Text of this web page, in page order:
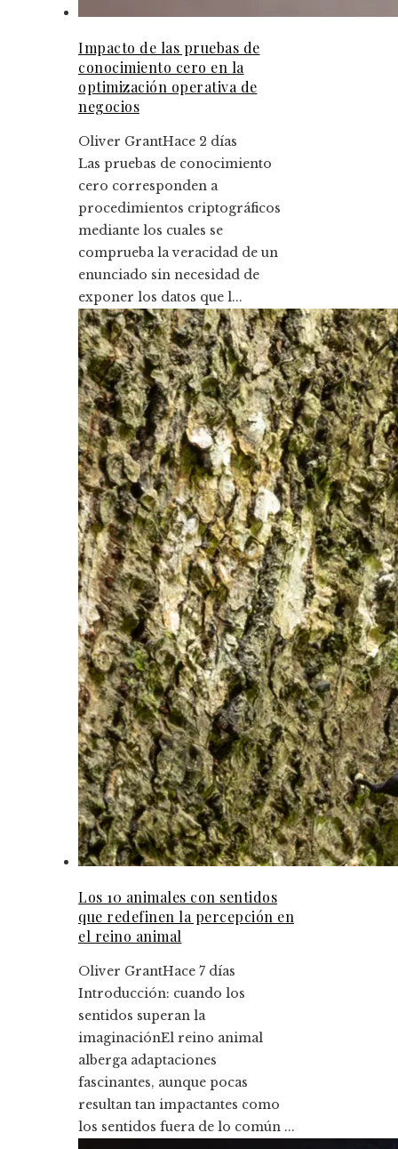
Impacto de las pruebas de
conocimiento cero en la
optimización operativa de
negocios
Oliver GrantHace 2 días
Las pruebas de conocimiento
cero corresponden a
procedimientos criptográficos
mediante los cuales se
comprueba la veracidad de un
enunciado sin necesidad de
exponer los datos que l...
Los 10 animales con sentidos
que redefinen la percepción en
el reino animal
Oliver GrantHace 7 días
Introducción: cuando los
sentidos superan la
imaginaciónEl reino animal
alberga adaptaciones
fascinantes, aunque pocas
resultan tan impactantes como
los sentidos fuera de lo común ...